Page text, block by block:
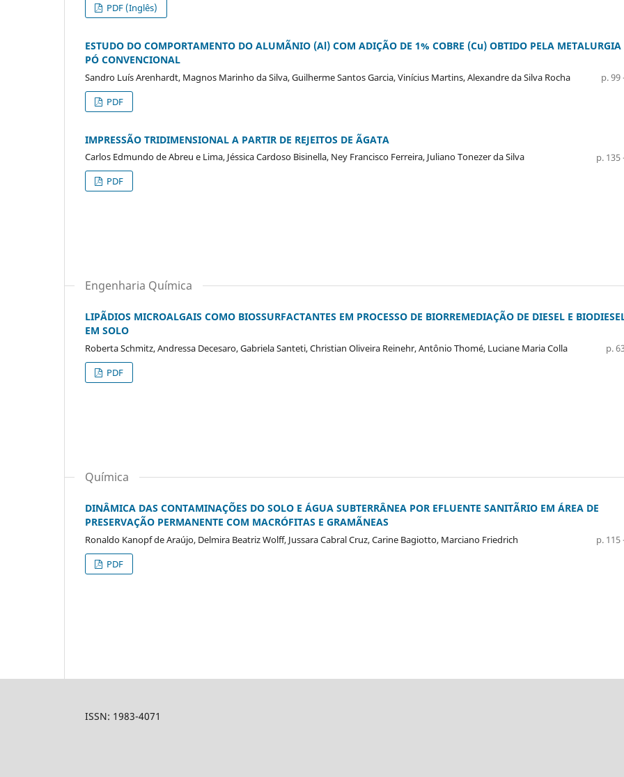
PDF (Inglês)
ESTUDO DO COMPORTAMENTO DO ALUMÃNIO (Al) COM ADIÇÃO DE 1% COBRE (Cu) OBTIDO PELA METALURGIA
PÓ CONVENCIONAL
Sandro Luís Arenhardt, Magnos Marinho da Silva, Guilherme Santos Garcia, Vinícius Martins, Alexandre da Silva Rocha
p. 99
PDF
IMPRESSÃO TRIDIMENSIONAL A PARTIR DE REJEITOS DE ÃGATA
Carlos Edmundo de Abreu e Lima, Jéssica Cardoso Bisinella, Ney Francisco Ferreira, Juliano Tonezer da Silva
p. 135
PDF
Engenharia Química
LIPÃDIOS MICROALGAIS COMO BIOSSURFACTANTES EM PROCESSO DE BIORREMEDIAÇÃO DE DIESEL E
EM SOLO
Roberta Schmitz, Andressa Decesaro, Gabriela Santeti, Christian Oliveira Reinehr, Antônio Thomé, Luciane Maria Colla
p.
PDF
Química
DINÂMICA DAS CONTAMINAÇÕES DO SOLO E ÁGUA SUBTERRÂNEA POR EFLUENTE SANITÃRIO EM ÁREA DE
PRESERVAÇÃO PERMANENTE COM MACRÓFITAS E GRAMÃNEAS
Ronaldo Kanopf de Araújo, Delmira Beatriz Wolff, Jussara Cabral Cruz, Carine Bagiotto, Marciano Friedrich
p. 115
PDF
ISSN: 1983-4071